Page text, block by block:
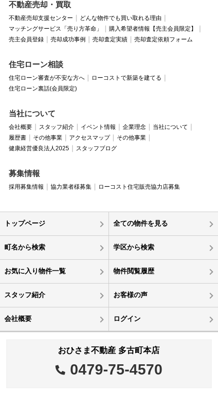
不動産売却・買取
不動産売却支援センター
どんな物件でも買い取れる理由
マッチングサービス「売り方革命」
購入希望者情報【売主会員限定】
売主会員登録
売却成功事例 売却査定実績 売却査定依頼フォーム
住宅ローン相談
住宅ローン審査が不安な方へ
ローコストで新築を建てる
住宅ローン裏話(会員限定)
当社について
会社概要 スタッフ紹介 イベント情報 企業理念
当社について
履歴書
その他事業 アクセスマップ
その他事業
健康経営優良法人2025
スタッフブログ
募集情報
採用募集情報 協力業者様募集 ローコスト住宅販売協力店募集
トップページ 全ての物件を見る
町名から検索 学区から検索
お気に入り物件一覧 物件閲覧履歴
スタッフ紹介 お客様の声
会社概要 ログイン
おひさま不動産 多古町本店
0479-75-4570